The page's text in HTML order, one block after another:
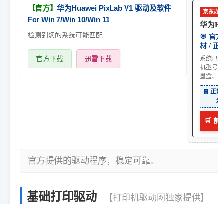
【官方】 华为Huawei PixLab V1 驱动及软件
For Win 7/Win 10/Win 11
检测到您的系统可能匹配...
官方下载 迅雷下载
京东
华为
🎯 官
材 /
系统
机型
墨盒
🧾
🛒
官方提供的驱动程序，稳定可靠。
基础打印驱动 【打印机驱动网独家提供】